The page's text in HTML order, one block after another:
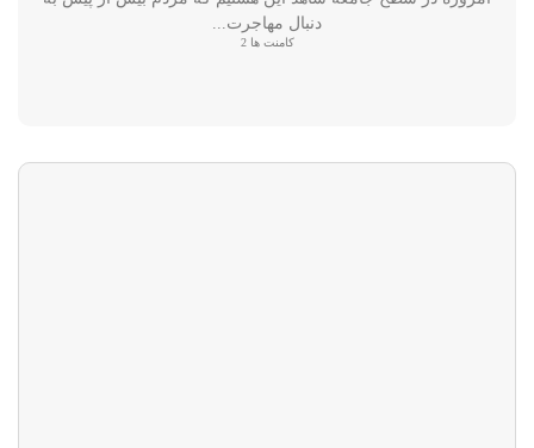
دنبال مهاجرت...
کامنت ها 2